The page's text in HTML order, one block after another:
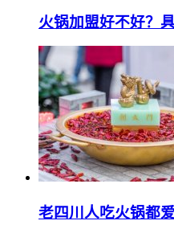
火锅加盟好不好？
老四川人吃火锅都